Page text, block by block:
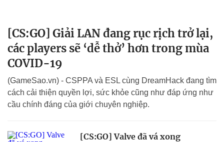
[CS:GO] Giải LAN đang rục rịch trở lại,
các players sẽ ‘dễ thở’ hơn trong mùa
COVID-19
(GameSao.vn) - CSPPA và ESL cùng DreamHack đang tìm
cách cải thiện quyền lợi, sức khỏe cũng như đáp ứng như
cầu chính đáng của giới chuyên nghiệp.
[CS:GO] Valve đã vá xong